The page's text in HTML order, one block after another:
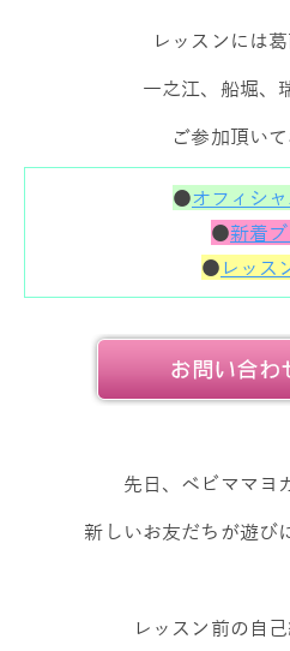
レッスンには
一之江、船堀、
ご参加頂い
●オフィシ
●新着
●レッス
先日、ベビママヨ
新しいお友だちが遊び
レッスン前の自